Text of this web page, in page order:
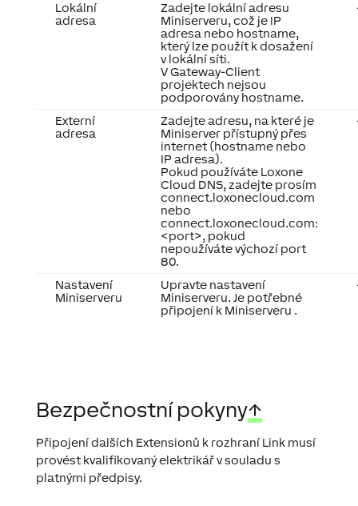
Lokální
adresa
Zadejte lokální adresu
Miniserveru, což je IP
adresa nebo hostname,
který lze použít k dosažení
v lokální síti.
V Gateway-Client
projektech nejsou
podporovány hostname.
Externí
adresa
Zadejte adresu, na které je
Miniserver přístupný přes
internet (hostname nebo
IP adresa).
Pokud používáte Loxone
Cloud DNS, zadejte prosím
connect.loxonecloud.com
nebo
connect.loxonecloud.com:
<port>, pokud
nepoužíváte výchozí port
80.
Nastavení
Miniserveru
Upravte nastavení
Miniserveru. Je potřebné
připojení k Miniserveru .
Bezpečnostní pokyny↑
Připojení dalších Extensionů k rozhraní Link musí
provést kvalifikovaný elektrikář v souladu s
platnými předpisy.